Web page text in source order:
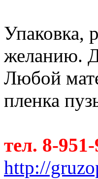
Упаковка,
желанию.
Любой
пленка
тел. 8-
http://